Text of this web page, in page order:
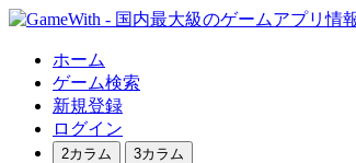
ホーム
ゲーム検索
新規登録
ログイン
2カラム 3カラム